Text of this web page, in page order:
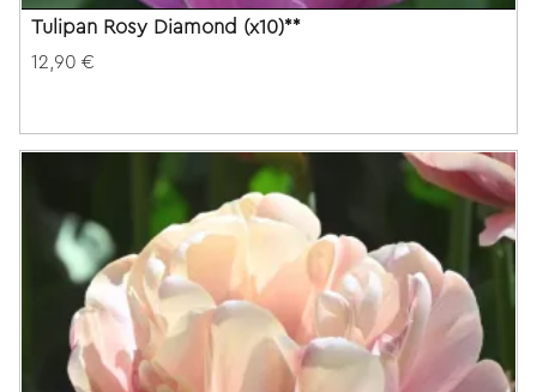
Tulipan Rosy Diamond (x10)**
12,90 €